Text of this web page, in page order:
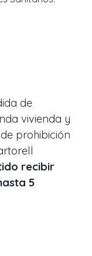
de
vivienda y
prohibición
recibir
5